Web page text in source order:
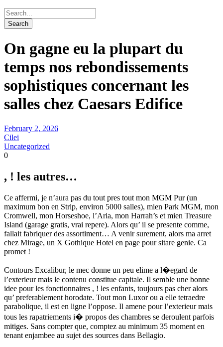
On gagne eu la plupart du
temps nos rebondissements
sophistiques concernant les
salles chez Caesars Edifice
February 2, 2026
Cilei
Uncategorized
0
, ! les autres…
Ce affermi, je n’aura pas du tout pres tout mon MGM Pur (un
maximum bon en Strip, environ 5000 salles), mien Park MGM, mon
Cromwell, mon Horseshoe, l’Aria, mon Harrah’s et mien Treasure
Island (garage gratis, vrai repere). Alors qu’ il se presente comme,
fallait fabriquer des assortiment… A venir surement, alors ma arret
chez Mirage, un X Gothique Hotel en page pour sitare genie. Ca
promet !
Contours Excalibur, le mec donne un peu elime a l�egard de
l’exterieur mais le contenu constitue capitale. Il semble une bonne
idee pour les fonctionnaires , ! les enfants, toujours pas cher alors
qu’ preferablement horodate. Tout mon Luxor ou a elle tetraedre
parabolique, il est en ligne l’oppose. Il amene pour l’exterieur mais
tous les rapatriements i� propos des chambres se deroulent parfois
mitiges. Sans compter que, comptez au minimum 35 moment en
tenant enjambee au sujet des sources dans Bellagio.